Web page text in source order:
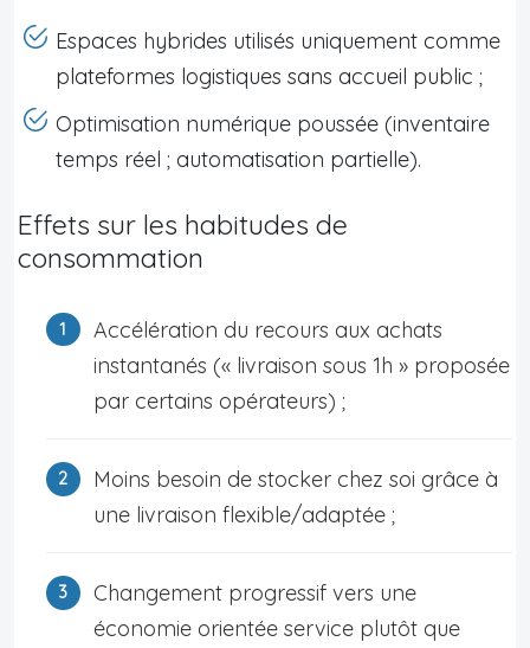
Espaces hybrides utilisés uniquement comme
plateformes logistiques sans accueil public ;
Optimisation numérique poussée (inventaire
temps réel ; automatisation partielle).
Effets sur les habitudes de
consommation
Accélération du recours aux achats
instantanés (« livraison sous 1h » proposée
par certains opérateurs) ;
Moins besoin de stocker chez soi grâce à
une livraison flexible/adaptée ;
Changement progressif vers une
économie orientée service plutôt que